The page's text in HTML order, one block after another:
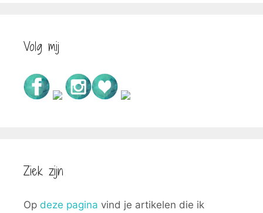
Volg mij
Ziek zijn
Op deze pagina vind je artikelen die ik